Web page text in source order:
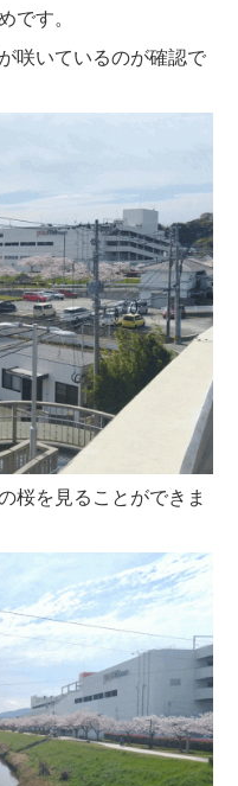
です。
咲いているのが確認で
桜を見ることができま